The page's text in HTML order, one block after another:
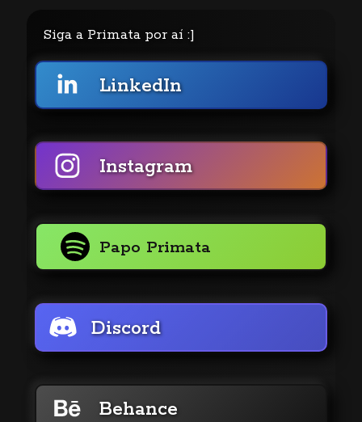
Siga a Primata por aí :]
LinkedIn
Instagram
Papo Primata
Discord
Behance